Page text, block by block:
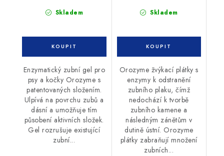
Skladem
Enzymatický zubní gel pro
psy a kočky Orozyme s
patentovaných složením.
Ulpívá na povrchu zubů a
dásní a umožňuje tím
působení aktivních složek.
Gel rozrušuje existující
zubní...
Skladem
Orozyme žvýkací plátky s
enzymy k odstranění
zubního plaku, čímž
nedochází k tvorbě
zubního kamene a
následným zánětům v
dutině ústní. Orozyme
plátky zabraňují množení
zubních...